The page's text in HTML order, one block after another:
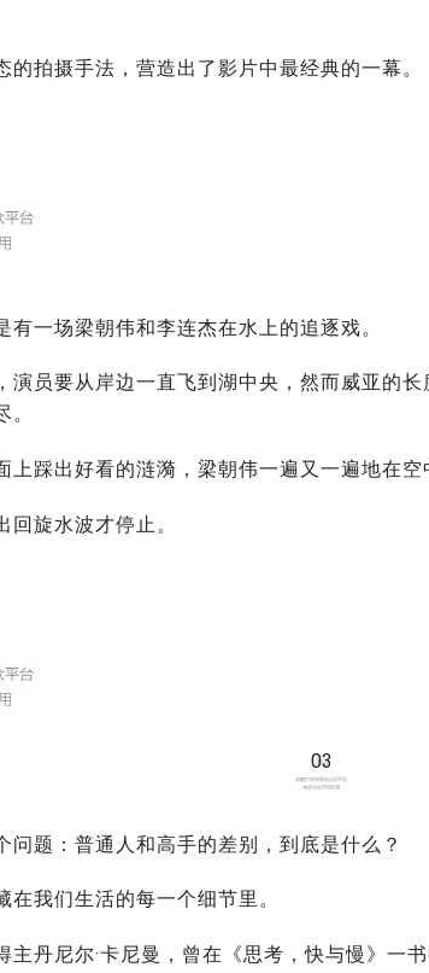
的拍摄手法，营造出了影片中最经典的一幕。
有一场梁朝伟和李连杰在水上的追逐戏。
演员要从岸边一直飞到湖中央，然而威亚的
上踩出好看的涟漪，梁朝伟一遍又一遍地在空
回旋水波才停止。
03
问题：普通人和高手的差别，到底是什么？
在我们生活的每一个细节里。
主丹尼尔·卡尼曼，曾在《思考，快与慢》一书